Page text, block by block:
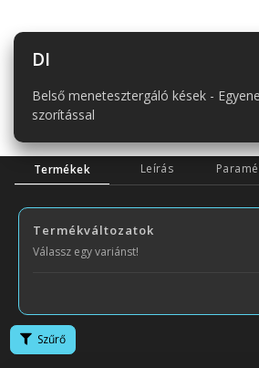
DI
Belső menetesztergáló kések -
szorítással
Termékek Leírás
Termékváltozatok
Válassz egy variánst!
Szűrő